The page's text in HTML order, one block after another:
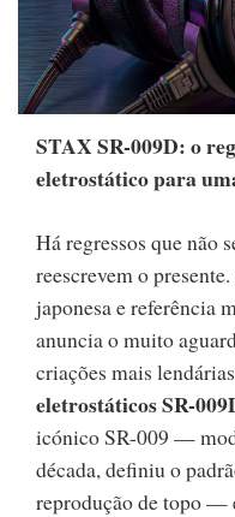
STAX SR-009D: o
eletrostático para
Há regressos que não
reescrevem o
japonesa e referência
anuncia o muito
criações mais
eletrostáticos SR-
icónico SR-009 —
década, definiu o
reprodução de topo —